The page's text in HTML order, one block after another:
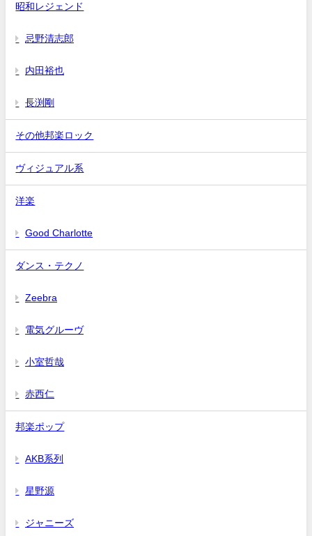
昭和レジェンド
忌野清志郎
内田裕也
長渕剛
その他邦楽ロック
ヴィジュアル系
洋楽
Good Charlotte
ダンス・テクノ
Zeebra
電気グルーヴ
小室哲哉
赤西仁
邦楽ポップ
AKB系列
星野源
ジャニーズ